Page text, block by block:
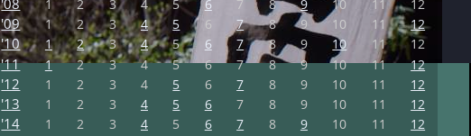
'08 1 2 3 4 5 6 7 8 9 10 11 12
'09 1 2 3 4 5 6 7 8 9 10 11 12
'10 1 2 3 4 5 6 7 8 9 10 11 12
'11 1 2 3 4 5 6 7 8 9 10 11 12
'12 1 2 3 4 5 6 7 8 9 10 11 12
'13 1 2 3 4 5 6 7 8 9 10 11 12
'14 1 2 3 4 5 6 7 8 9 10 11 12